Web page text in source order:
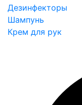
Дезинфекторы
Шампунь
Крем для рук